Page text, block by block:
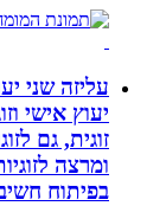
עליזה שני יעוץ
יעוץ אישי
זוגית, גם
ומרצה לזוגיות
בפיתוח חשיבה